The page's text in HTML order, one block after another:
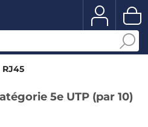
5e UTP (par 10)